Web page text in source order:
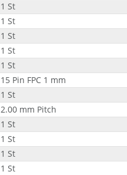
1 St
1 St
1 St
1 St
1 St
15 Pin FPC 1 mm
1 St
2.00 mm Pitch
1 St
1 St
1 St
1 St